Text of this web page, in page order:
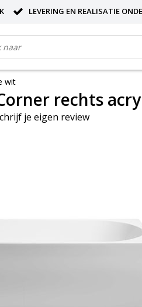
LEVERING EN REALISATIE
wit
rechts
je eigen review